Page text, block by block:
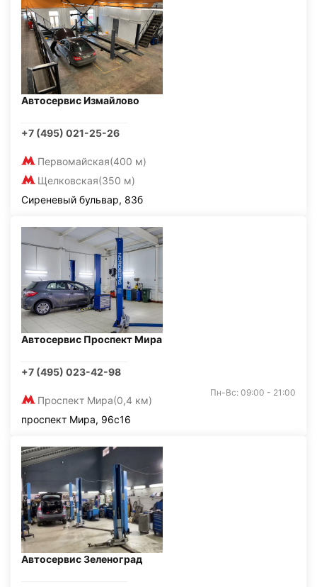
Автосервис Измайлово
+7 (495) 021-25-26
Первомайская(400 м)
Щелковская(350 м)
Сиреневый бульвар, 83б
Автосервис Проспект Мира
+7 (495) 023-42-98
Проспект Мира(0,4 км)
Пн-Вс: 09:00 - 21:00
проспект Мира, 96с16
Автосервис Зеленоград